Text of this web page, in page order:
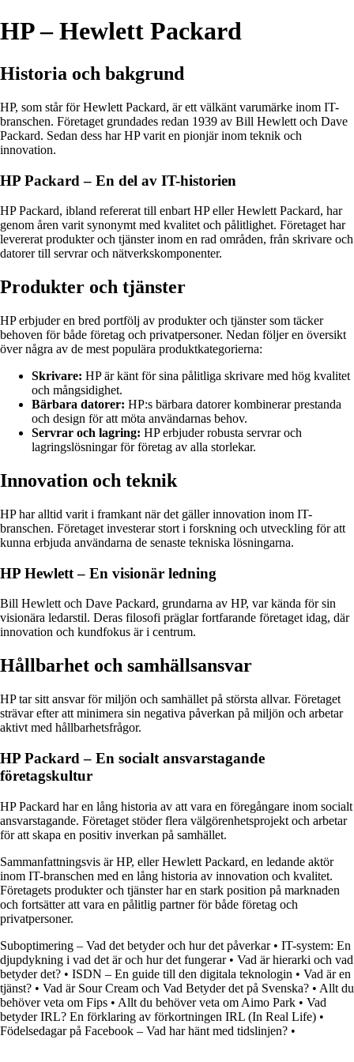
HP – Hewlett Packard
Historia och bakgrund
HP, som står för Hewlett Packard, är ett välkänt varumärke inom IT-
branschen. Företaget grundades redan 1939 av Bill Hewlett och Dave
Packard. Sedan dess har HP varit en pionjär inom teknik och
innovation.
HP Packard – En del av IT-historien
HP Packard, ibland refererat till enbart HP eller Hewlett Packard, har
genom åren varit synonymt med kvalitet och pålitlighet. Företaget har
levererat produkter och tjänster inom en rad områden, från skrivare och
datorer till servrar och nätverkskomponenter.
Produkter och tjänster
HP erbjuder en bred portfölj av produkter och tjänster som täcker
behoven för både företag och privatpersoner. Nedan följer en översikt
över några av de mest populära produktkategorierna:
Skrivare: HP är känt för sina pålitliga skrivare med hög kvalitet
och mångsidighet.
Bärbara datorer: HP:s bärbara datorer kombinerar prestanda
och design för att möta användarnas behov.
Servrar och lagring: HP erbjuder robusta servrar och
lagringslösningar för företag av alla storlekar.
Innovation och teknik
HP har alltid varit i framkant när det gäller innovation inom IT-
branschen. Företaget investerar stort i forskning och utveckling för att
kunna erbjuda användarna de senaste tekniska lösningarna.
HP Hewlett – En visionär ledning
Bill Hewlett och Dave Packard, grundarna av HP, var kända för sin
visionära ledarstil. Deras filosofi präglar fortfarande företaget idag, där
innovation och kundfokus är i centrum.
Hållbarhet och samhällsansvar
HP tar sitt ansvar för miljön och samhället på största allvar. Företaget
strävar efter att minimera sin negativa påverkan på miljön och arbetar
aktivt med hållbarhetsfrågor.
HP Packard – En socialt ansvarstagande
företagskultur
HP Packard har en lång historia av att vara en föregångare inom socialt
ansvarstagande. Företaget stöder flera välgörenhetsprojekt och arbetar
för att skapa en positiv inverkan på samhället.
Sammanfattningsvis är HP, eller Hewlett Packard, en ledande aktör
inom IT-branschen med en lång historia av innovation och kvalitet.
Företagets produkter och tjänster har en stark position på marknaden
och fortsätter att vara en pålitlig partner för både företag och
privatpersoner.
Suboptimering – Vad det betyder och hur det påverkar• IT-system: En
djupdykning i vad det är och hur det fungerar• Vad är hierarki och vad
betyder det? • ISDN – En guide till den digitala teknologin • Vad är en
tjänst? • Vad är Sour Cream och Vad Betyder det på Svenska? • Allt du
behöver veta om Fips • Allt du behöver veta om Aimo Park • Vad
betyder IRL? En förklaring av förkortningen IRL (In Real Life) •
Födelsedagar på Facebook – Vad har hänt med tidslinjen? •